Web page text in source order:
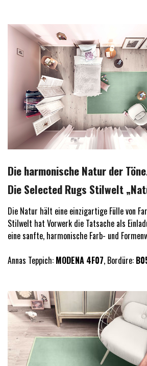
Die harmonische Natur der
Die Selected Rugs Stilwelt
Die Natur hält eine einzigartige Fülle von
Stilwelt hat Vorwerk die Tatsache als
eine sanfte, harmonische Farb- und
Annas Teppich: MODENA 4F07, Bordüre: